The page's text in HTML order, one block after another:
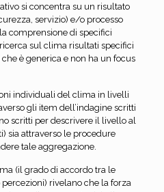
si concentra su un risultato
servizio) e/o processo
comprensione di specifici
sul clima risultati specifici
è generica e non ha un focus
individuali del clima in livelli
gli item dell’indagine scritti
scritti per descrivere il livello al
sia attraverso le procedure
tale aggregazione.
(il grado di accordo tra le
rivelano che la forza